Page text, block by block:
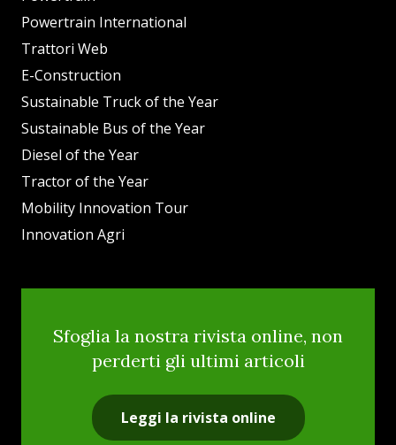
Powertrain International
Trattori Web
E-Construction
Sustainable Truck of the Year
Sustainable Bus of the Year
Diesel of the Year
Tractor of the Year
Mobility Innovation Tour
Innovation Agri
Sfoglia la nostra rivista online, non
perderti gli ultimi articoli
Leggi la rivista online